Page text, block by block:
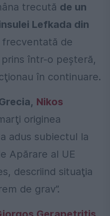
trecută de un
Lefkada din
frecventată de
într-o peşteră,
în continuare.
Nikos
originea
adus subiectul la
Apărare al UE
descriind situaţia
de grav”.